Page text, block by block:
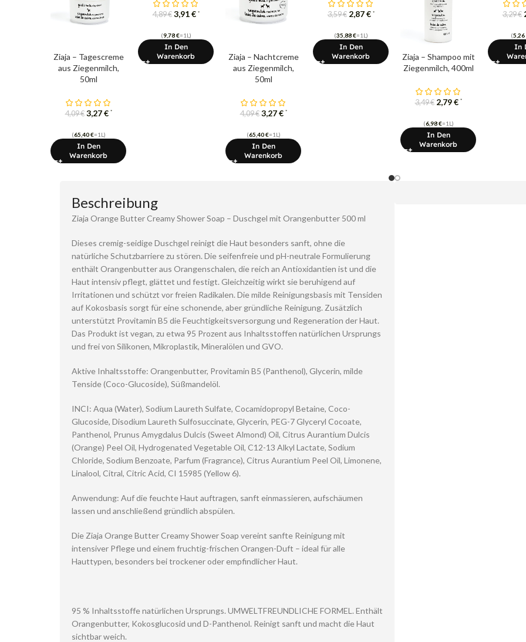
Ziaja – Tagescreme
aus Ziegenmilch,
50ml
4,09€ 3,27€ *
(65,40€=1L)
In Den
Warenkorb
4,89€ 3,91€ *
(9,78€=1L)
In Den
Warenkorb
Ziaja – Nachtcreme
aus Ziegenmilch,
50ml
4,09€ 3,27€ *
(65,40€=1L)
In Den
Warenkorb
3,59€ 2,87€ *
(35,88€=1L)
In Den
Warenkorb
Ziaja – Shampoo mit
Ziegenmilch, 400ml
3,49€ 2,79€ *
(6,98€=1L)
In Den
Warenkorb
3,29€
(5,26
In
Beschreibung
Ziaja Orange Butter Creamy Shower Soap – Duschgel mit Orangenbutter 500 ml
Dieses cremig-seidige Duschgel reinigt die Haut besonders sanft, ohne die
natürliche Schutzbarriere zu stören. Die seifenfreie und pH-neutrale Formulierung
enthält Orangenbutter aus Orangenschalen, die reich an Antioxidantien ist und die
Haut intensiv pflegt, glättet und festigt. Gleichzeitig wirkt sie beruhigend auf
Irritationen und schützt vor freien Radikalen. Die milde Reinigungsbasis mit Tensiden
auf Kokosbasis sorgt für eine schonende, aber gründliche Reinigung. Zusätzlich
unterstützt Provitamin B5 die Feuchtigkeitsversorgung und Regeneration der Haut.
Das Produkt ist vegan, zu etwa 95 Prozent aus Inhaltsstoffen natürlichen Ursprungs
und frei von Silikonen, Mikroplastik, Mineralölen und GVO.
Aktive Inhaltsstoffe: Orangenbutter, Provitamin B5 (Panthenol), Glycerin, milde
Tenside (Coco-Glucoside), Süßmandelöl.
INCI: Aqua (Water), Sodium Laureth Sulfate, Cocamidopropyl Betaine, Coco-
Glucoside, Disodium Laureth Sulfosuccinate, Glycerin, PEG-7 Glyceryl Cocoate,
Panthenol, Prunus Amygdalus Dulcis (Sweet Almond) Oil, Citrus Aurantium Dulcis
(Orange) Peel Oil, Hydrogenated Vegetable Oil, C12-13 Alkyl Lactate, Sodium
Chloride, Sodium Benzoate, Parfum (Fragrance), Citrus Aurantium Peel Oil, Limonene,
Linalool, Citral, Citric Acid, CI 15985 (Yellow 6).
Anwendung: Auf die feuchte Haut auftragen, sanft einmassieren, aufschäumen
lassen und anschließend gründlich abspülen.
Die Ziaja Orange Butter Creamy Shower Soap vereint sanfte Reinigung mit
intensiver Pflege und einem fruchtig-frischen Orangen-Duft – ideal für alle
Hauttypen, besonders bei trockener oder empfindlicher Haut.
95 % Inhaltsstoffe natürlichen Ursprungs. UMWELTFREUNDLICHE FORMEL. Enthält
Orangenbutter, Kokosglucosid und D-Panthenol. Reinigt sanft und macht die Haut
sichtbar weich.